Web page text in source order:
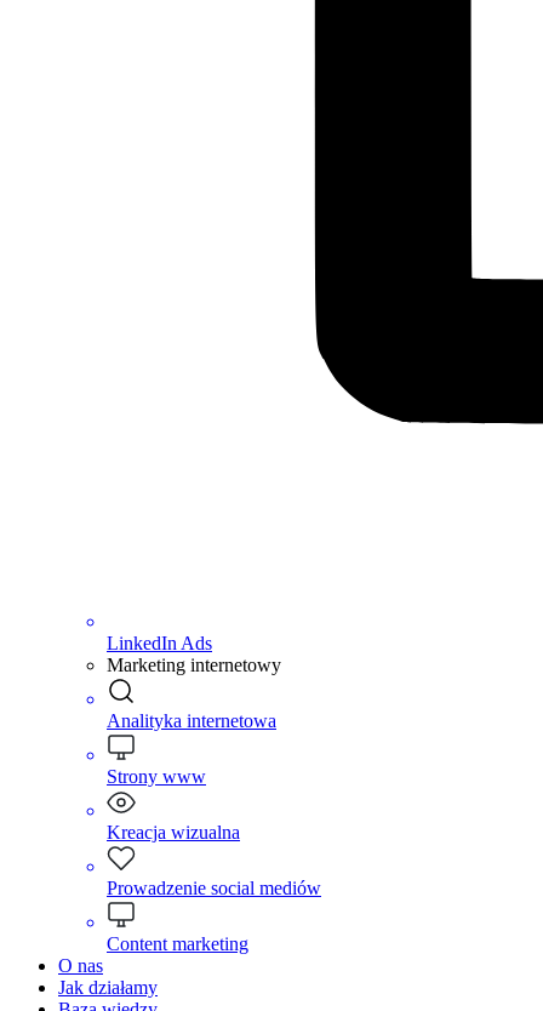
LinkedIn Ads
Marketing internetowy
Analityka internetowa
Strony www
Kreacja wizualna
Prowadzenie social mediów
Content marketing
O nas
Jak działamy